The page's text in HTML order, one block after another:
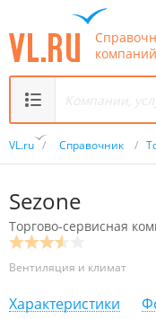
компаний
VL.ru / Справочник /
Sezone
Торгово-сервисная
Вентиляция и климат
Характеристики